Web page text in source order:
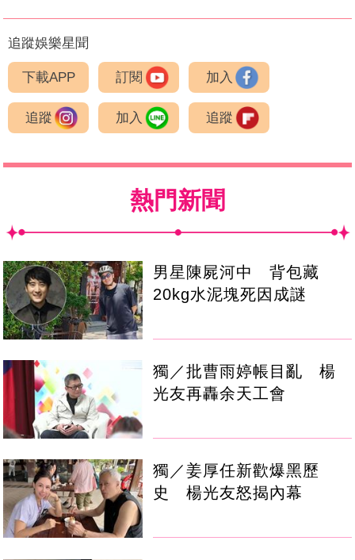
追蹤娛樂星聞
下載APP 訂閱 加入
追蹤 加入 追蹤
熱門新聞
男星陳屍河中 背包藏
20kg水泥塊死因成謎
獨／批曹雨婷帳目亂 楊
光友再轟余天工會
獨／姜厚任新歡爆黑歷
史 楊光友怒揭內幕